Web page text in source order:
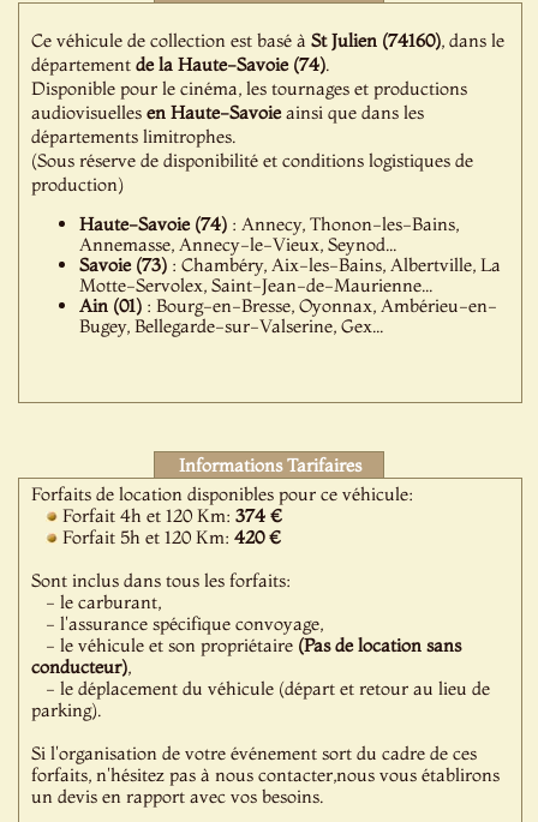
Ce véhicule de collection est basé àSt Julien (74160), dans le
départementde la Haute-Savoie (74).
Disponible pour le cinéma, les tournages et productions
audiovisuellesen Haute-Savoieainsi que dans les
départements limitrophes.
(Sous réserve de disponibilité et conditions logistiques de
production)
Haute-Savoie (74) : Annecy, Thonon-les-Bains,
Annemasse, Annecy-le-Vieux, Seynod...
Savoie (73) : Chambéry, Aix-les-Bains, Albertville, La
Motte-Servolex, Saint-Jean-de-Maurienne...
Ain (01) : Bourg-en-Bresse, Oyonnax, Ambérieu-en-
Bugey, Bellegarde-sur-Valserine, Gex...
Informations Tarifaires
Forfaits de location disponibles pour ce véhicule:
Forfait 4h et 120 Km:374 €
Forfait 5h et 120 Km:420 €
Sont inclus dans tous les forfaits:
- le carburant,
- l'assurance spécifique convoyage,
- le véhicule et son propriétaire (Pas de location sans
conducteur),
- le déplacement du véhicule (départ et retour au lieu de
parking).
Si l'organisation de votre événement sort du cadre de ces
forfaits, n'hésitez pas à nous contacter,nous vous établirons
un devis en rapport avec vos besoins.